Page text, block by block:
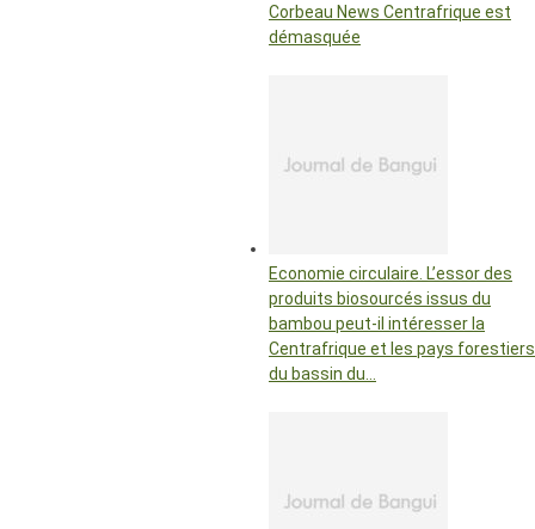
Corbeau News Centrafrique est
démasquée
Economie circulaire. L’essor des
produits biosourcés issus du
bambou peut-il intéresser la
Centrafrique et les pays forestiers
du bassin du…